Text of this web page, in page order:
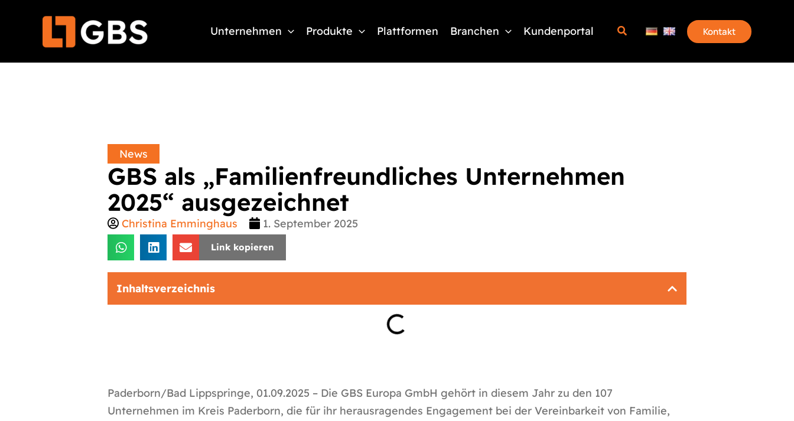
springen
Unternehmen Produkte Plattformen Branchen Kundenportal Kontakt
News
GBS als „Familienfreundliches Unternehmen
2025“ ausgezeichnet
Christina Emminghaus 1. September 2025
Link kopieren
Inhaltsverzeichnis
Paderborn/Bad Lippspringe, 01.09.2025 – Die GBS Europa GmbH gehört in diesem Jahr zu den 107
Unternehmen im Kreis Paderborn, die für ihr herausragendes Engagement bei der Vereinbarkeit von Familie,